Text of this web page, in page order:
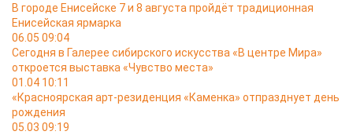
В городе Енисейске 7 и 8 августа пройдёт традиционная
Енисейская ярмарка
06.05 09:04
Сегодня в Галерее сибирского искусства «В центре Мира»
откроется выставка «Чувство места»
01.04 10:11
«Красноярская арт-резиденция «Каменка» отпразднует день
рождения
05.03 09:19